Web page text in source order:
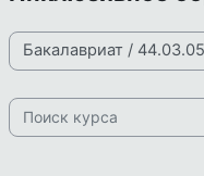
Направления и профили
Поиск курса